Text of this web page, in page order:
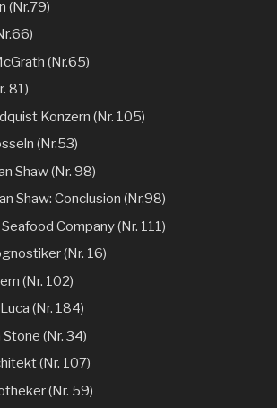
(Nr.79)
(Nr.65)
81)
Konzern (Nr. 105)
(Nr.53)
Shaw (Nr. 98)
Shaw: Conclusion (Nr.98)
Company (Nr. 111)
(Nr. 16)
(Nr. 102)
(Nr. 184)
(Nr. 34)
(Nr. 107)
(Nr. 59)